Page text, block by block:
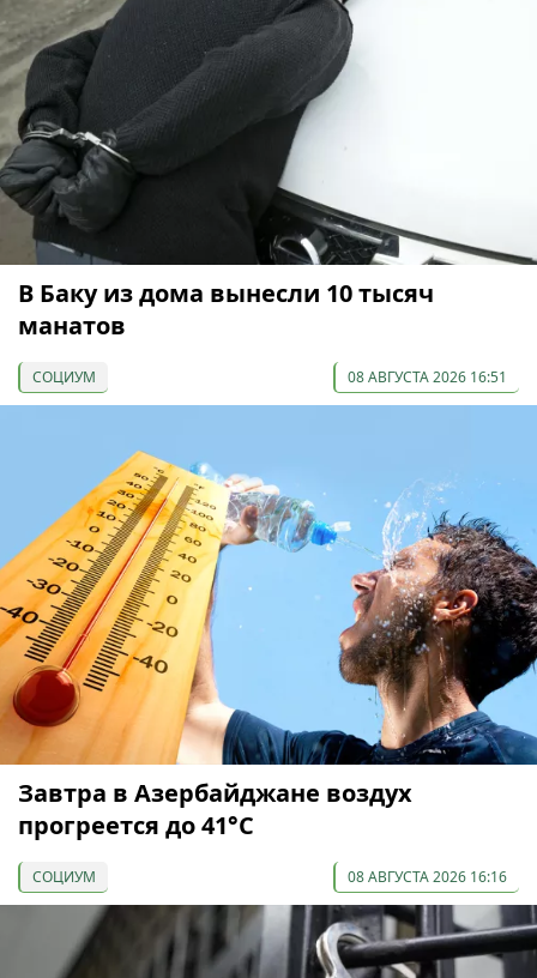
В Баку из дома вынесли 10 тысяч
манатов
СОЦИУМ 08 АВГУСТА 2026 16:51
Завтра в Азербайджане воздух
прогреется до 41°С
СОЦИУМ 08 АВГУСТА 2026 16:16